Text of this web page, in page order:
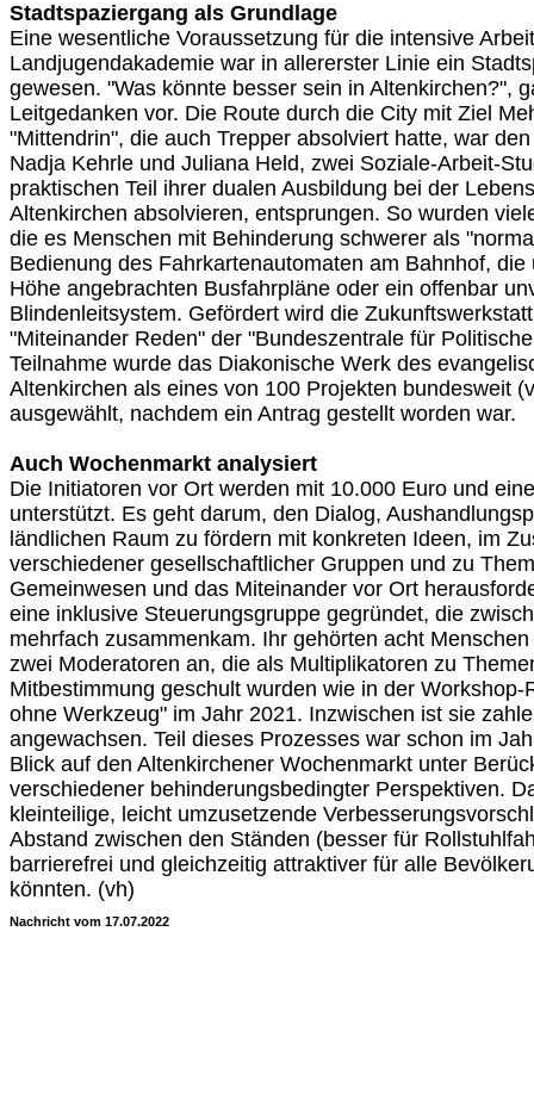
Stadtspaziergang als Grundlage
Eine wesentliche Voraussetzung für die intensive
Landjugendakademie war in allererster Linie ein
gewesen. "Was könnte besser sein in Altenkirchen?",
Leitgedanken vor. Die Route durch die City mit Ziel
"Mittendrin", die auch Trepper absolviert hatte, war
Nadja Kehrle und Juliana Held, zwei Soziale-Arbeit-
praktischen Teil ihrer dualen Ausbildung bei der
Altenkirchen absolvieren, entsprungen. So wurden
die es Menschen mit Behinderung schwerer als
Bedienung des Fahrkartenautomaten am Bahnhof,
Höhe angebrachten Busfahrpläne oder ein offenbar
Blindenleitsystem. Gefördert wird die
"Miteinander Reden" der "Bundeszentrale für
Teilnahme wurde das Diakonische Werk des
Altenkirchen als eines von 100 Projekten bundesweit
ausgewählt, nachdem ein Antrag gestellt worden war.
Auch Wochenmarkt analysiert
Die Initiatoren vor Ort werden mit 10.000 Euro und
unterstützt. Es geht darum, den Dialog,
ländlichen Raum zu fördern mit konkreten Ideen, im
verschiedener gesellschaftlicher Gruppen und zu
Gemeinwesen und das Miteinander vor Ort
eine inklusive Steuerungsgruppe gegründet, die
mehrfach zusammenkam. Ihr gehörten acht
zwei Moderatoren an, die als Multiplikatoren zu
Mitbestimmung geschult wurden wie in der Workshop-
ohne Werkzeug" im Jahr 2021. Inzwischen ist sie
angewachsen. Teil dieses Prozesses war schon im
Blick auf den Altenkirchener Wochenmarkt unter
verschiedener behinderungsbedingter Perspektiven.
kleinteilige, leicht umzusetzende
Abstand zwischen den Ständen (besser für
barrierefrei und gleichzeitig attraktiver für alle
könnten. (vh)
Nachricht vom 17.07.2022